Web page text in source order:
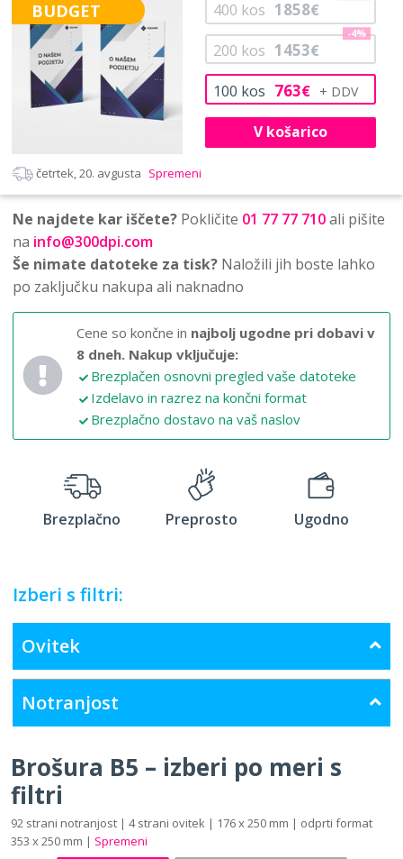
BUDGET
100 kos 763€
200 kos 1453€
-4%
400 kos 1858€
V košarico
četrtek, 20. avgusta Spremeni
Ne najdete kar iščete? Pokličite 01 77 77 710ali pišite
na info@300dpi.com
Še nimate datoteke za tisk? Naložili jih boste lahko
po zaključku nakupa ali naknadno
Cene so končne in najbolj ugodne pri dobavi v
8 dneh. Nakup vključuje:
Brezplačen osnovni pregled vaše datoteke
Izdelavo in razrez na končni format
Brezplačno dostavo na vaš naslov
Brezplačno Preprosto Ugodno
Izberi s filtri:
Ovitek
Notranjost
Brošura B5 – izberi po meri s
filtri
92 strani notranjost | 4 strani ovitek | 176 x 250 mm | odprti format
353 x 250 mm | Spremeni